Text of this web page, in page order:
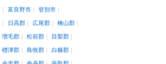
富良野市
登別市
日高郡 広尾郡
檜山郡
増毛郡 松前郡
目梨郡
標津郡 島牧郡
白糠郡